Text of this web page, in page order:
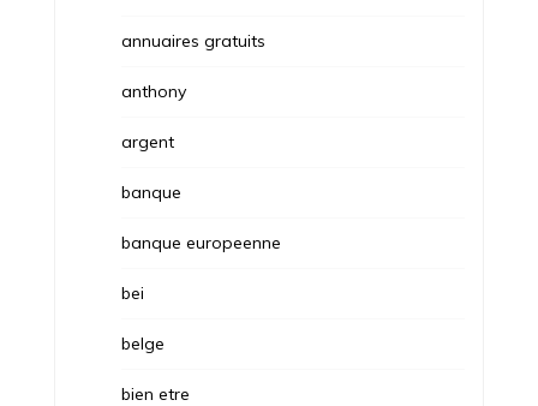
annuaires gratuits
anthony
argent
banque
banque europeenne
bei
belge
bien etre